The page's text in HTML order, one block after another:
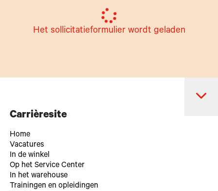
Het sollicitatieformulier wordt geladen
Carrièresite
Home
Vacatures
In de winkel
Op het Service Center
In het warehouse
Trainingen en opleidingen